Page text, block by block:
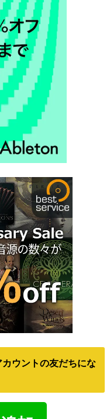
ウントの友だちにな